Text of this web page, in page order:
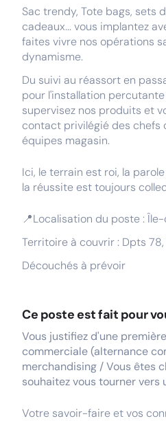
Sac trendy, Tote bags, sets
cadeaux... vous implantez
faites vivre nos opérations
dynamisme.
Du suivi au réassort en
pour l'installation percutante
supervisez nos produits et
contact privilégié des chefs
équipes magasin.
Ici, le terrain est roi, la
la réussite est toujours
📍Localisation du poste :
Territoire à couvrir : Dpts 78,
Découchés à prévoir
Ce poste est fait pour
Vous justifiez d'une
commerciale (alternance
merchandising / Vous êtes
souhaitez vous tourner vers
Votre savoir-faire et vos